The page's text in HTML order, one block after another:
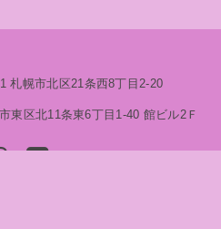
札幌市北区21条西8丁目2-20
東区北11条東6丁目1-40 ​館ビル2Ｆ